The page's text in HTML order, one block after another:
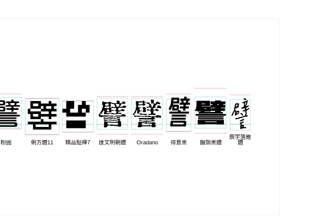
粉圓 俐方體11 精品點陣7 匯文明朝體 Oradano 得意黑 饅頭黑體
辰宇落雁
體